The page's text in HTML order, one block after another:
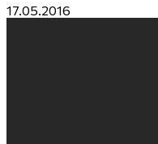
17.05.2016